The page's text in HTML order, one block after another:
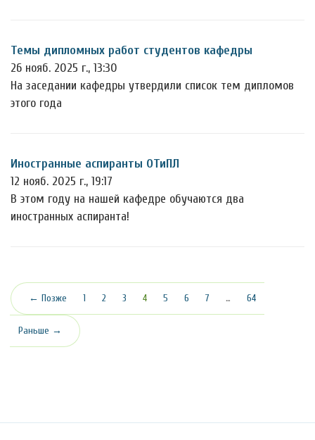
Темы дипломных работ студентов кафедры
26 нояб. 2025 г., 13:30
На заседании кафедры утвердили список тем дипломов
этого года
Иностранные аспиранты ОТиПЛ
12 нояб. 2025 г., 19:17
В этом году на нашей кафедре обучаются два
иностранных аспиранта!
← Позже 1 2 3 4(текущая)
5 6 7 … 64
Раньше →